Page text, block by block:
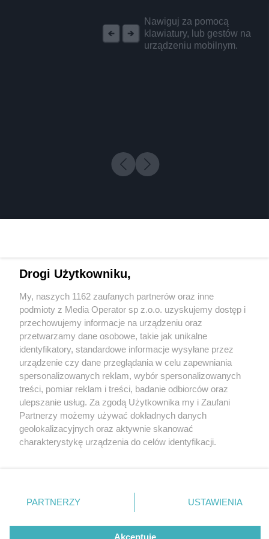
Nawiguj za pomocą
klawiatury, lub gestów na
urządzeniu mobilnym.
15 / 0
Wydawca mediów lokalnych
Nie zapomnij
zapoznać się z:
polityką prywatności regulamin korzystania z portali
Twojemiasto
Piekary Śląskie
Chorzów
Tarnowskie Góry
Gliwice
Skontakuj sięz nami
Kontakt
Wydawca
Redakcja
Drogi Użytkowniku,
My, naszych 1162 zaufanych partnerów oraz inne
podmioty z Media Operator sp z.o.o. uzyskujemy dostęp i
przechowujemy informacje na urządzeniu oraz
przetwarzamy dane osobowe, takie jak unikalne
identyfikatory, standardowe informacje wysyłane przez
urządzenie czy dane przeglądania w celu zapewniania
spersonalizowanych reklam, wybór spersonalizowanych
treści, pomiar reklam i treści, badanie odbiorców oraz
ulepszanie usług. Za zgodą Użytkownika my i Zaufani
Partnerzy możemy używać dokładnych danych
geolokalizacyjnych oraz aktywnie skanować
charakterystykę urządzenia do celów identyfikacji.
zmienić/wycofać klikając przycisk ustawień prywatności
znajdujący się w lewym dolnym rogu strony
rodzaje przetwarzania danych nie wymagają zgody
użytkownika, ale masz prawo sprzeciwić się takiemu
PARTNERZY USTAWIENIA
Akceptuję